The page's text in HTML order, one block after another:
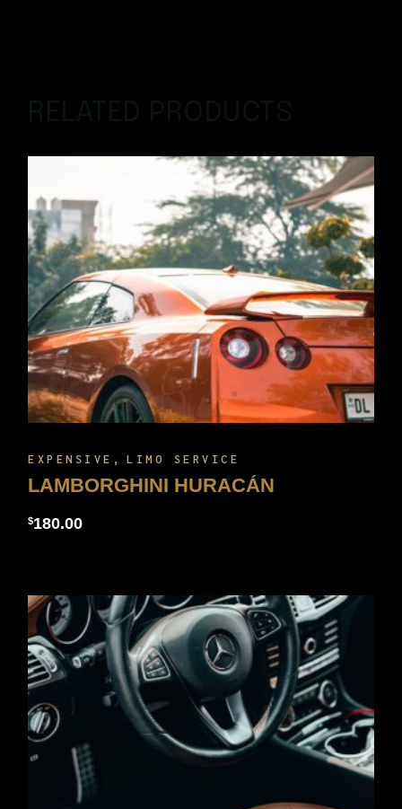
LAMBORGHINI HURACÁN
$180.00
EXPENSIVE LIMO SERVICE